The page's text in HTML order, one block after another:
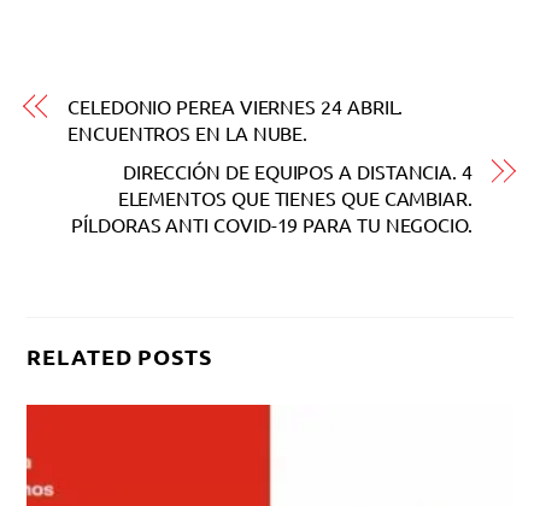
CELEDONIO PEREA VIERNES 24 ABRIL.
ENCUENTROS EN LA NUBE.
DIRECCIÓN DE EQUIPOS A DISTANCIA. 4
ELEMENTOS QUE TIENES QUE CAMBIAR.
PÍLDORAS ANTI COVID-19 PARA TU NEGOCIO.
RELATED POSTS